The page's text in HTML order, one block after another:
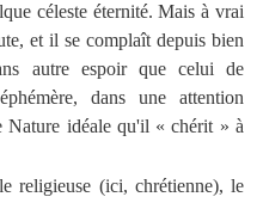
céleste éternité. Mais à vrai
et il se complaît depuis bien
autre espoir que celui de
dans une attention
Nature idéale qu'il « chérit » à
religieuse (ici, chrétienne), le